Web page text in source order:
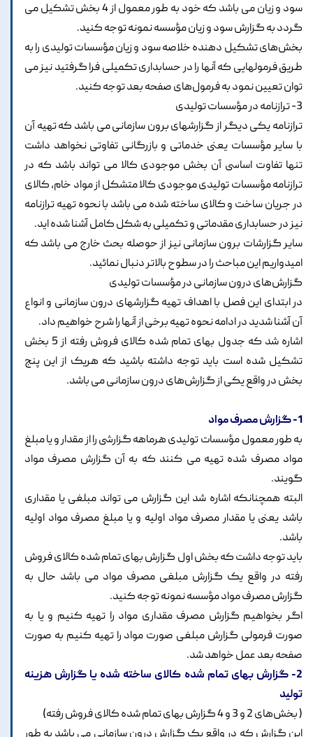
سود و زیان می باشد که خود به طور معمول از 4 بخش تشکیل می
گردد به گزارش سود و زیان مؤسسه نمونه توجه کنید.
بخش‌های تشکیل دهنده خلاصه سود و زیان مؤسسات تولیدی را به
طریق فرمولهایی که آنها را در حسابداری تکمیلی فرا گرفتید نیز می
توان تعیین نمود به فرمول‌های صفحه بعد توجه کنید.
3- ترازنامه در مؤسسات تولیدی
ترازنامه یکی دیگر از گزارشهای برون سازمانی می باشد که تهیه آن
با سایر مؤسسات یعنی خدماتی و بازرگانی تفاوتی نخواهد داشت
تنها تفاوت اساسی آن بخش موجودی کالا می تواند باشد که در
ترازنامه مؤسسات تولیدی موجودی کالا متشکل از مواد خام، کالای
در جریان ساخت و کالای ساخته شده می باشد با نحوه تهیه ترازنامه
نیز در حسابداری مقدماتی و تکمیلی به شکل کامل آشنا شده اید.
سایر گزارشات برون سازمانی نیز از حوصله بحث خارج می باشد که
امیدواریم این مباحث را در سطوح بالاتر دنبال نمائید.
گزارش‌های درون سازمانی در مؤسسات تولیدی
در ابتدای این فصل با اهداف تهیه گزارشهای درون سازمانی و انواع
آن آشنا شدید در ادامه نحوه تهیه برخی از آنها را شرح خواهیم داد.
اشاره شد که جدول بهای تمام شده کالای فروش رفته از 5 بخش
تشکیل شده است باید توجه داشته باشید که هریک از این پنج
بخش در واقع یکی از گزارش‌های درون سازمانی می باشد.
1- گزارش مصرف مواد
به طور معمول مؤسسات تولیدی هرماهه گزارشی را از مقدار و یا مبلغ
مواد مصرف شده تهیه می کنند که به آن گزارش مصرف مواد
گویند.
البته همچنانکه اشاره شد این گزارش می تواند مبلغی یا مقداری
باشد یعنی یا مقدار مصرف مواد اولیه و یا مبلغ مصرف مواد اولیه
باشد.
باید توجه داشت که بخش اول گزارش بهای تمام شده کالای فروش
رفته در واقع یک گزارش مبلغی مصرف مواد می باشد حال به
گزارش مصرف مواد مؤسسه نمونه توجه کنید.
اگر بخواهیم گزارش مصرف مقداری مواد را تهیه کنیم و یا به
صورت فرمولی گزارش مبلغی صورت مواد را تهیه کنیم به صورت
صفحه بعد عمل خواهد شد.
2- گزارش بهای تمام شده کالای ساخته شده یا گزارش هزینه
تولید
( بخش‌های 2 و 3 و 4 گزارش بهای تمام شده کالای فروش رفته)